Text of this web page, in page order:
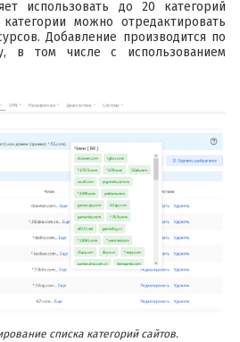
использовать до 20 категорий
можно отредактировать
Добавление производится по
в том числе с использованием
списка категорий сайтов.